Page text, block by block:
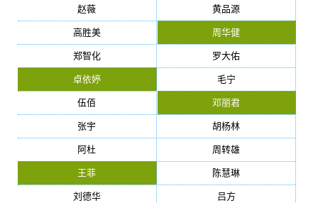
赵薇 黄品源
高胜美 周华健
郑智化 罗大佑
卓依婷 毛宁
伍佰 邓丽君
张宇 胡杨林
阿杜 周转雄
王菲 陈慧琳
刘德华 吕方